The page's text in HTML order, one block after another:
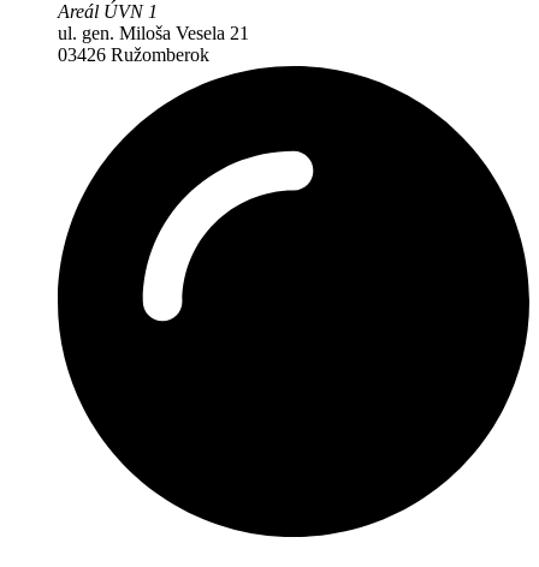
Areál ÚVN 1
ul. gen. Miloša Vesela 21
03426 Ružomberok